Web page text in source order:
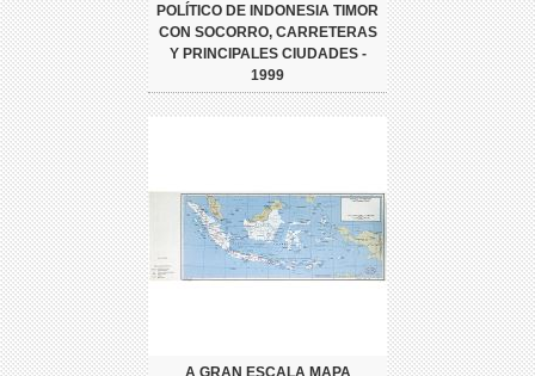
POLÍTICO DE INDONESIA TIMOR
CON SOCORRO, CARRETERAS
Y PRINCIPALES CIUDADES -
1999